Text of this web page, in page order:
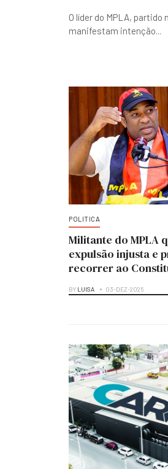
O líder do MPLA,
manifestam intenção...
POLITICA
Militante do MPLA
expulsão injusta e
recorrer ao
BY LUISA 03-DEZ-2025